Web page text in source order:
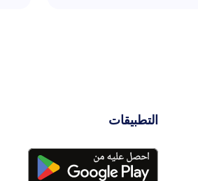
التطبيقات